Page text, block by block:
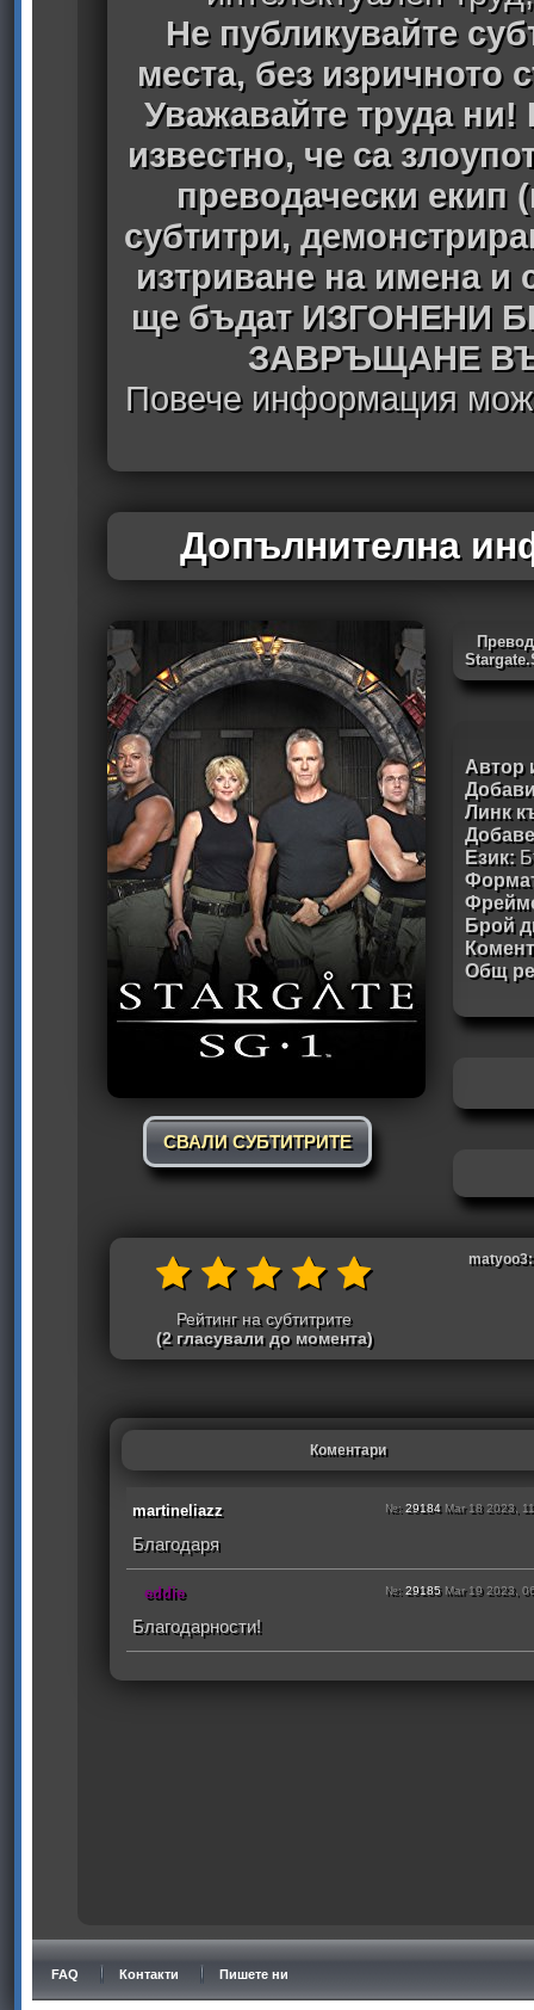
Не публикувайте
места, без изричното
Уважавайте труда ни!
известно, че са
преводачески екип
субтитри,
изтриване на имена
ще бъдат ИЗГОНЕНИ
ЗАВРЪЩАНЕ
Повече информация
Допълнителна
СВАЛИ СУБТИТРИТЕ
Автор
Линк
Език:
Брой
Общ
Рейтинг на субтитрите
(2 гласували до момента)
matyoo3:
Коментари
martineliazz №:29184 Mar 18 2023,
Благодаря
eddie №:29185Mar 19 2023,
Благодарности!
FAQ Контакти Пишете ни